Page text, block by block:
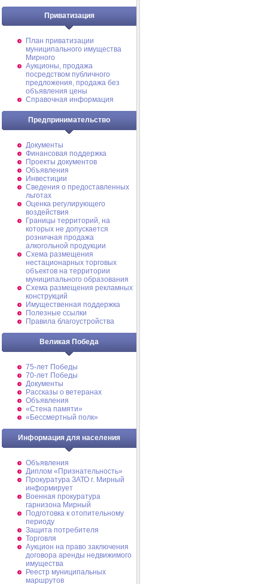
Приватизация
План приватизации
муниципального имущества
Мирного
Аукционы, продажа
посредством публичного
предложения, продажа без
объявления цены
Справочная информация
Предпринимательство
Документы
Финансовая поддержка
Проекты документов
Объявления
Инвестиции
Сведения о предоставленных
льготах
Оценка регулирующего
воздействия
Границы территорий, на
которых не допускается
розничная продажа
алкогольной продукции
Схема размещения
нестационарных торговых
объектов на территории
муниципального образования
Схема размещения рекламных
конструкций
Имущественная поддержка
Полезные ссылки
Правила благоустройства
Великая Победа
75-лет Победы
70-лет Победы
Документы
Рассказы о ветеранах
Объявления
«Стена памяти»
«Бессмертный полк»
Информация для населения
Объявления
Диплом «Признательность»
Прокуратура ЗАТО г. Мирный
информирует
Военная прокуратура
гарнизона Мирный
Подготовка к отопительному
периоду
Защита потребителя
Торговля
Аукцион на право заключения
договора аренды недвижимого
имущества
Реестр муниципальных
маршрутов